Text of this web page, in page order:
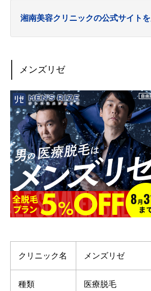
湘南美容クリニックの公式サイト
メンズリゼ
クリニック名 メンズリゼ
種類 医療脱毛